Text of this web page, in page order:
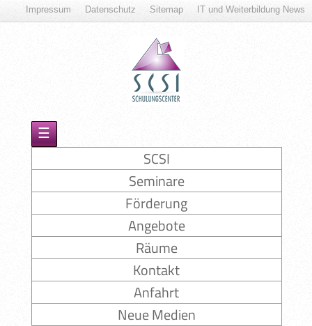
IT und Weiterbildung News
Sitemap
Datenschutz
Impressum
☰
SCSI
Seminare
Förderung
Angebote
Räume
Kontakt
Anfahrt
Neue Medien